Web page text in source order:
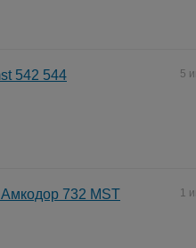
5
542 544
1
732 MST